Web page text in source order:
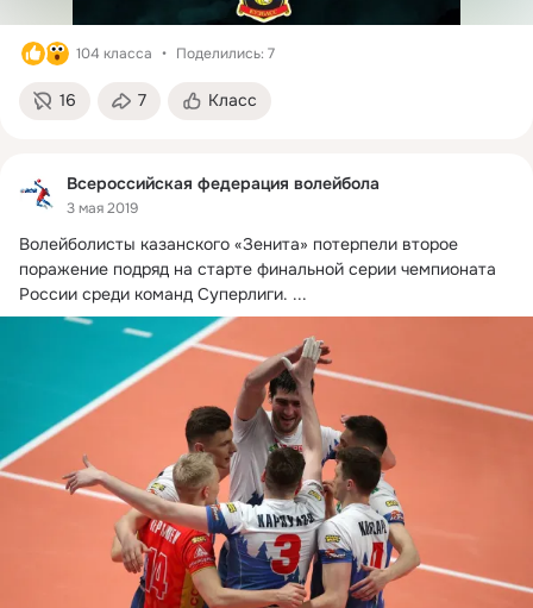
104 класса Поделились: 7
16 7 Класс
Всероссийская федерация волейбола
3 мая 2019
Волейболисты казанского «Зенита» потерпели второе
поражение подряд на старте финальной серии чемпионата
России среди команд Суперлиги. ...